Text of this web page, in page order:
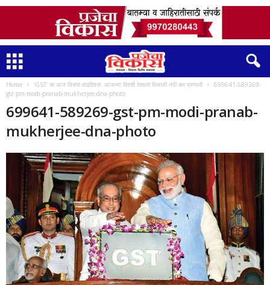
Home ‘GST’ चा आज तिसरा वाढदिवस; आजच्या दिवशी देशाला मिळाली नवी कर प्रणाली
699641-589269-
gst-pm-modi-pranab-mukherjee-dna-photo
699641-589269-gst-pm-modi-pranab-
mukherjee-dna-photo